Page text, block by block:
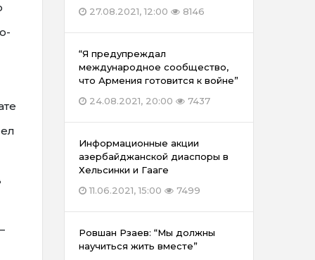
27.08.2021, 12:00
8146
“Я предупреждал
международное сообщество,
что Армения готовится к войне”
24.08.2021, 20:00
7437
Информационные акции
азербайджанской диаспоры в
Хельсинки и Гааге
11.06.2021, 15:00
7499
Ровшан Рзаев: “Мы должны
научиться жить вместе”